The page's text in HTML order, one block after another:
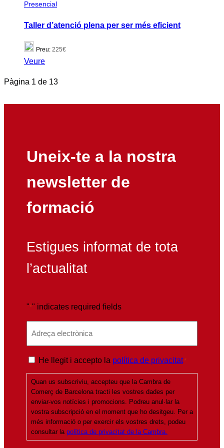
Presencial
Taller d’atenció plena per ser més eficient
Preu: 225€
Veure
Pàgina 1 de 13
Uneix-te a la nostra
newsletter de
formació
Estigues informat de tota
l’actualitat
"*" indicates required fields
P
o
He llegit i accepto la política de privacitat *
Quan us subscriviu, accepteu que la Cambra de
Comerç de Barcelona tracti les vostres dades per
enviar-vos notícies i promocions. Podreu anul·lar la
vostra subscripció en el moment que ho desitgeu. Per a
més informació o per exercir els vostres drets, podeu
consultar la política de privacitat de la Cambra.